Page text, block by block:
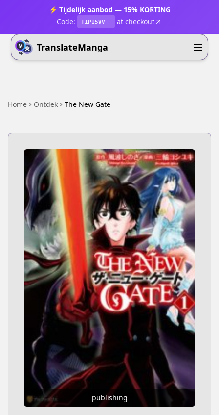
⚡ Tijdelijk aanbod — 15% KORTING
Code:
T1P15VV at checkout
TranslateManga
Home Ontdek The New Gate
publishing